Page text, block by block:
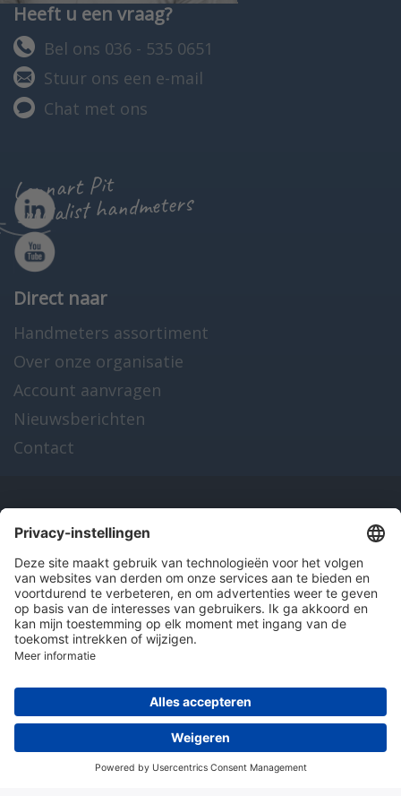
Heeft u een vraag?
Bel ons 036 - 535 0651
Stuur ons een e-mail
Chat met ons
Lennart Pit
specialist handmeters
Direct naar
Handmeters assortiment
Over onze organisatie
Account aanvragen
Nieuwsberichten
Contact
Onze producten
en diensten
Over Hitma
Algemene voorwaarden Disclaimer
Colofon
© 2026 Hitma B.V.